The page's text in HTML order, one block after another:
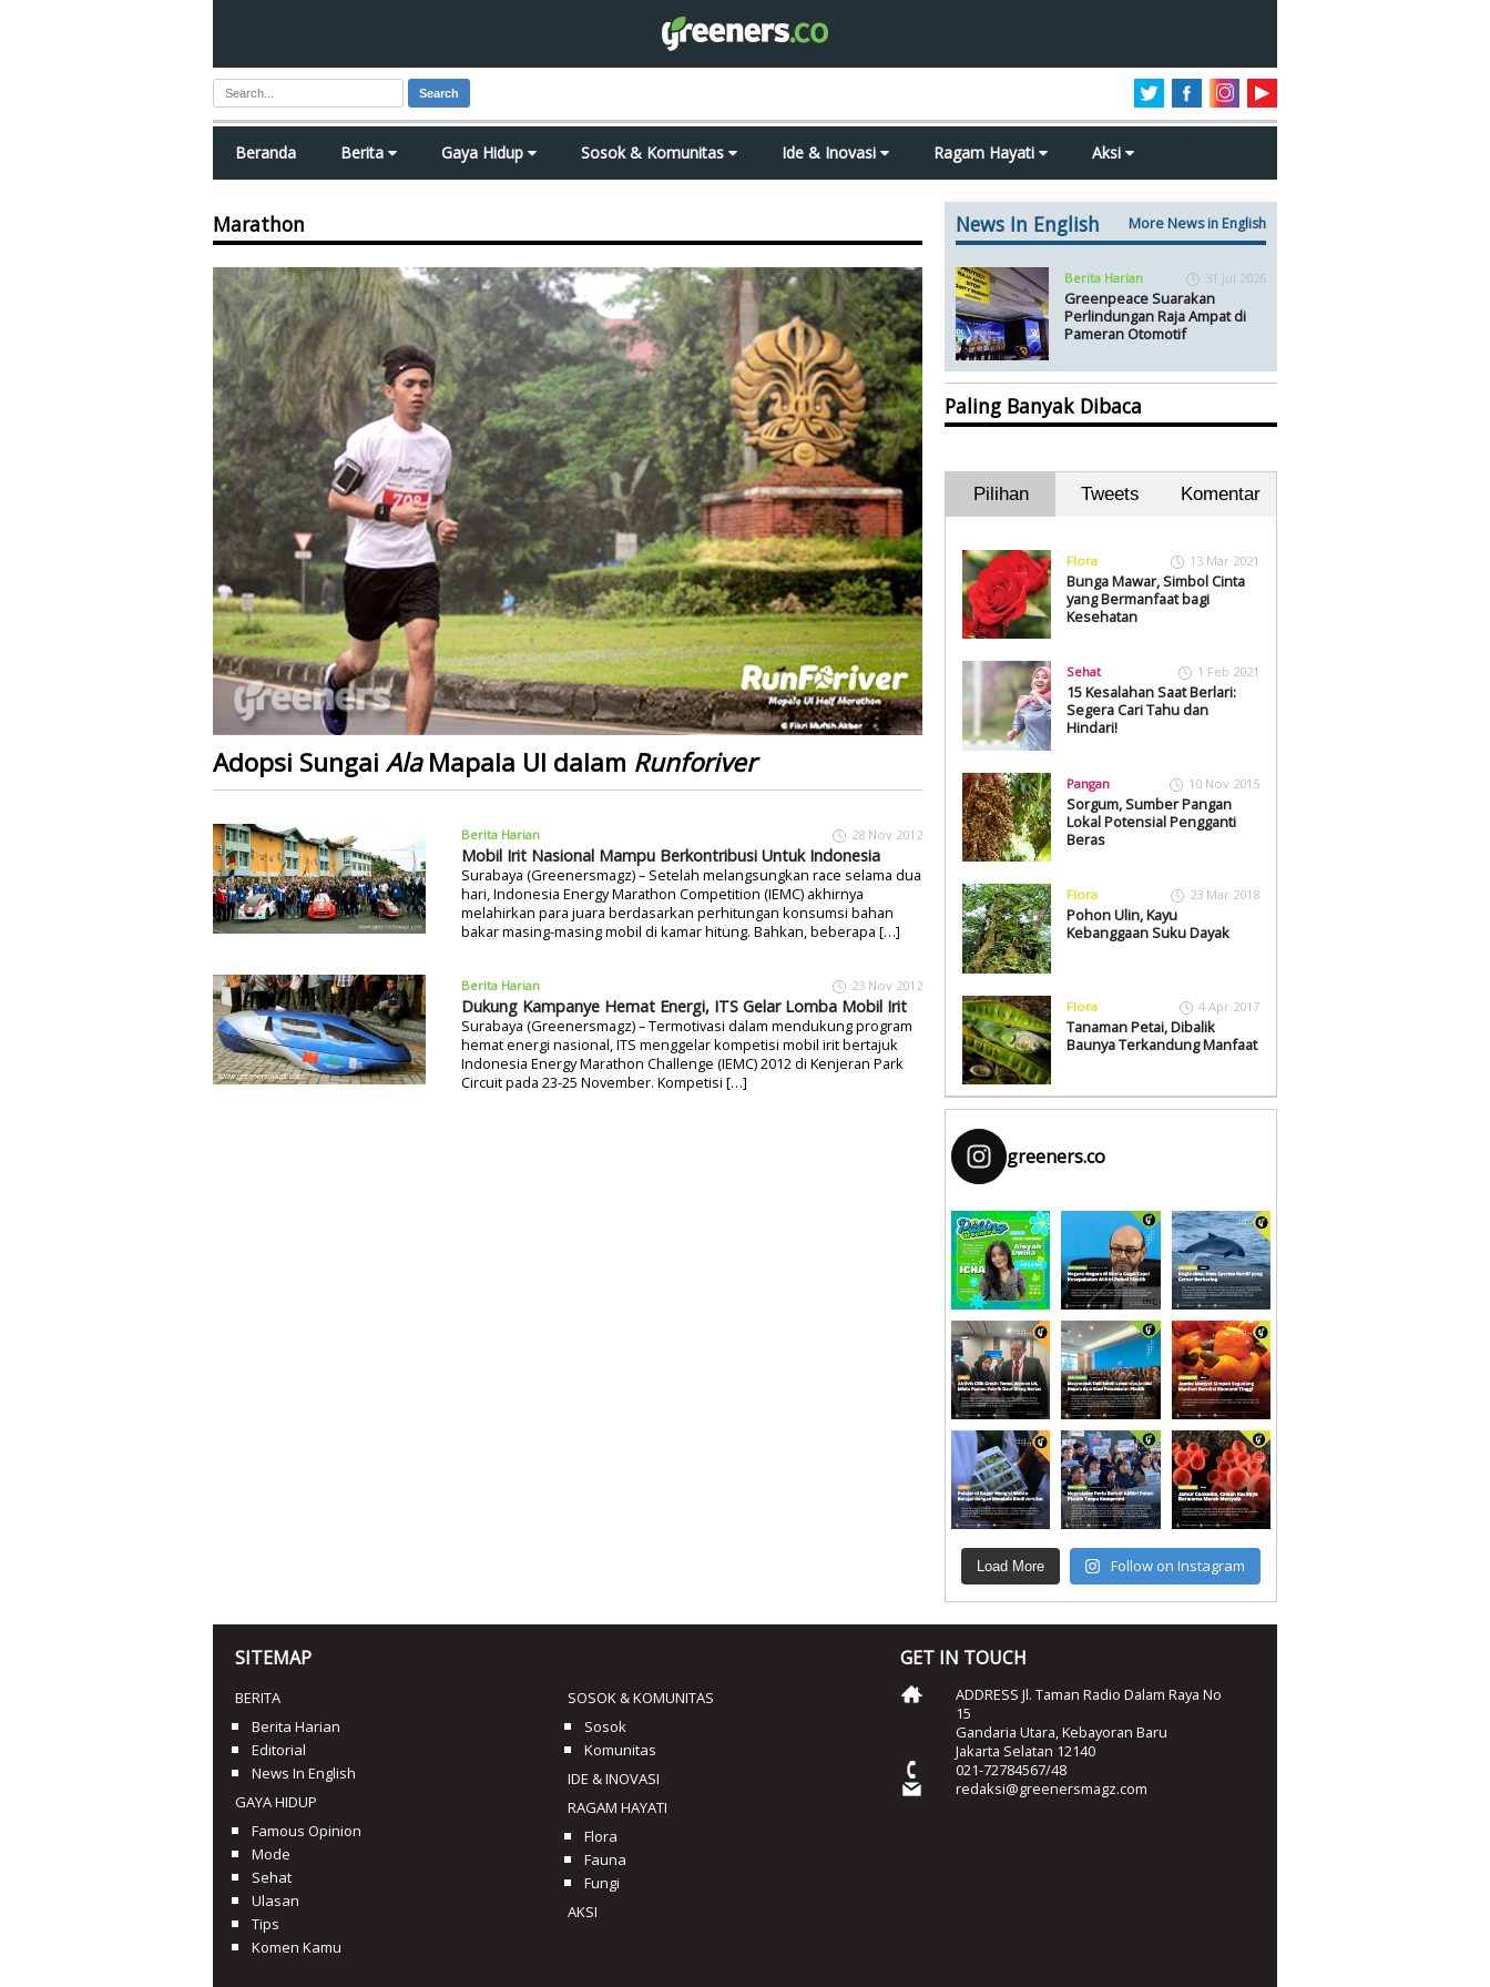
Search
Beranda Berita Gaya Hidup Sosok & Komunitas Ide & Inovasi Ragam Hayati Aksi
Marathon
Adopsi SungaiAlaMapala UI dalam Runforiver
Berita Harian 28 Nov 2012
Mobil Irit Nasional Mampu Berkontribusi Untuk Indonesia
Surabaya (Greenersmagz) – Setelah melangsungkan race selama dua
hari, Indonesia Energy Marathon Competition (IEMC) akhirnya
melahirkan para juara berdasarkan perhitungan konsumsi bahan
bakar masing-masing mobil di kamar hitung. Bahkan, beberapa […]
Berita Harian 23 Nov 2012
Dukung Kampanye Hemat Energi, ITS Gelar Lomba Mobil Irit
Surabaya (Greenersmagz) – Termotivasi dalam mendukung program
hemat energi nasional, ITS menggelar kompetisi mobil irit bertajuk
Indonesia Energy Marathon Challenge (IEMC) 2012 di Kenjeran Park
Circuit pada 23-25 November. Kompetisi […]
News In English More News in English
Berita Harian 31 Jul 2026
Greenpeace Suarakan
Perlindungan Raja Ampat di
Pameran Otomotif
Paling Banyak Dibaca
Pilihan Tweets Komentar
Flora 13 Mar 2021
Bunga Mawar, Simbol Cinta
yang Bermanfaat bagi
Kesehatan
Sehat 1 Feb 2021
15 Kesalahan Saat Berlari:
Segera Cari Tahu dan
Hindari!
Pangan 10 Nov 2015
Sorgum, Sumber Pangan
Lokal Potensial Pengganti
Beras
Flora 23 Mar 2018
Pohon Ulin, Kayu
Kebanggaan Suku Dayak
Flora 4 Apr 2017
Tanaman Petai, Dibalik
Baunya Terkandung Manfaat
greeners.co
Load More Follow on Instagram
SITEMAP
BERITA
Berita Harian
Editorial
News In English
GAYA HIDUP
Famous Opinion
Mode
Sehat
Ulasan
Tips
Komen Kamu
SOSOK & KOMUNITAS
Sosok
Komunitas
IDE & INOVASI
RAGAM HAYATI
Flora
Fauna
Fungi
AKSI
GET IN TOUCH
ADDRESS Jl. Taman Radio Dalam Raya No
15
Gandaria Utara, Kebayoran Baru
Jakarta Selatan 12140
021-72784567/48
redaksi@greenersmagz.com